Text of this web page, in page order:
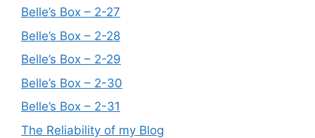
Belle’s Box – 2-27
Belle’s Box – 2-28
Belle’s Box – 2-29
Belle’s Box – 2-30
Belle’s Box – 2-31
The Reliability of my Blog